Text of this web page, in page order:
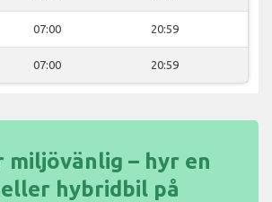
07:00 20:59
07:00 20:59
miljövänlig – hyr en
hybridbil på